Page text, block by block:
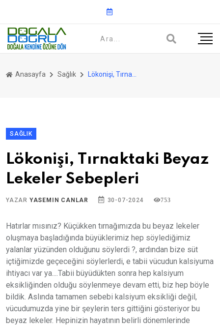
Anasayfa Sağlık
SAĞLIK
Lökonişi, Tırnaktaki Beyaz
Lekeler Sebepleri
YAZAR YASEMIN CANLAR 30-07-2024 753
Hatırlar mısınız? Küçükken tırnağımızda bu beyaz lekeler
oluşmaya başladığında büyüklerimiz hep söylediğimiz
yalanlar yüzünden olduğunu söylerdi ?, ardından bize süt
içtiğimizde geçeceğini söylerlerdi, e tabii vücudun kalsiyuma
ihtiyacı var ya....Tabii büyüdükten sonra hep kalsiyum
eksikliğinden olduğu söylenmeye devam etti, biz hep böyle
bildik. Aslında tamamen sebebi kalsiyum eksikliği değil,
vücudumuzda yine bir şeylerin ters gittiğini gösteriyor bu
beyaz lekeler. Hepinizin hayatının belirli dönemlerinde